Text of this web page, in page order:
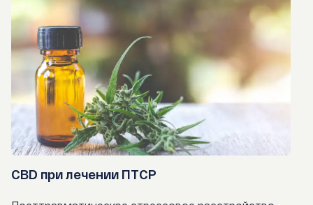
CBD при лечении ПТСР